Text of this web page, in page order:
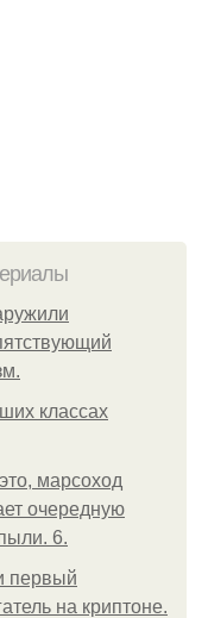
классах
марсоход
очередную
6.
первый
на криптоне.